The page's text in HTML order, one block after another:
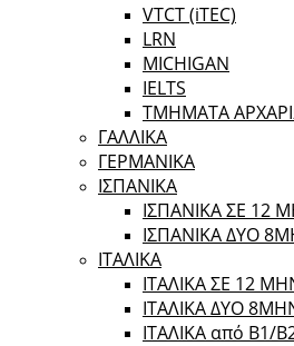
VTCT (iTEC)
LRN
MICHIGAN
IELTS
ΤΜΗΜΑΤΑ
ΓΑΛΛΙΚΑ
ΓΕΡΜΑΝΙΚΑ
ΙΣΠΑΝΙΚΑ
ΙΣΠΑΝΙΚΑ ΣΕ 12
ΙΣΠΑΝΙΚΑ ΔΥΟ
ΙΤΑΛΙΚΑ
ΙΤΑΛΙΚΑ ΣΕ 12
ΙΤΑΛΙΚΑ ΔΥΟ
ΙΤΑΛΙΚΑ από B1/